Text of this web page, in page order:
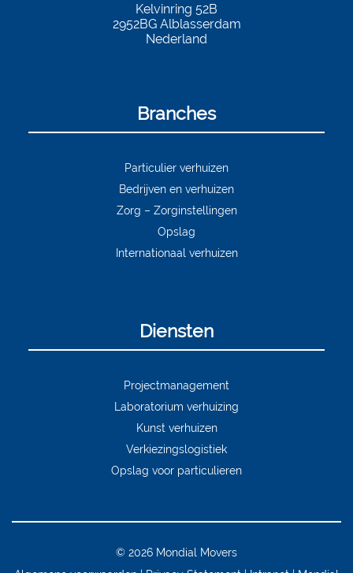
Kelvinring 52B
2952BGAlblasserdam
Nederland
Branches
Particulier verhuizen
Bedrijven en verhuizen
Zorg – Zorginstellingen
Opslag
Internationaal verhuizen
Diensten
Projectmanagement
Laboratorium verhuizing
Kunst verhuizen
Verkiezingslogistiek
Opslag voor particulieren
© 2026 Mondial Movers